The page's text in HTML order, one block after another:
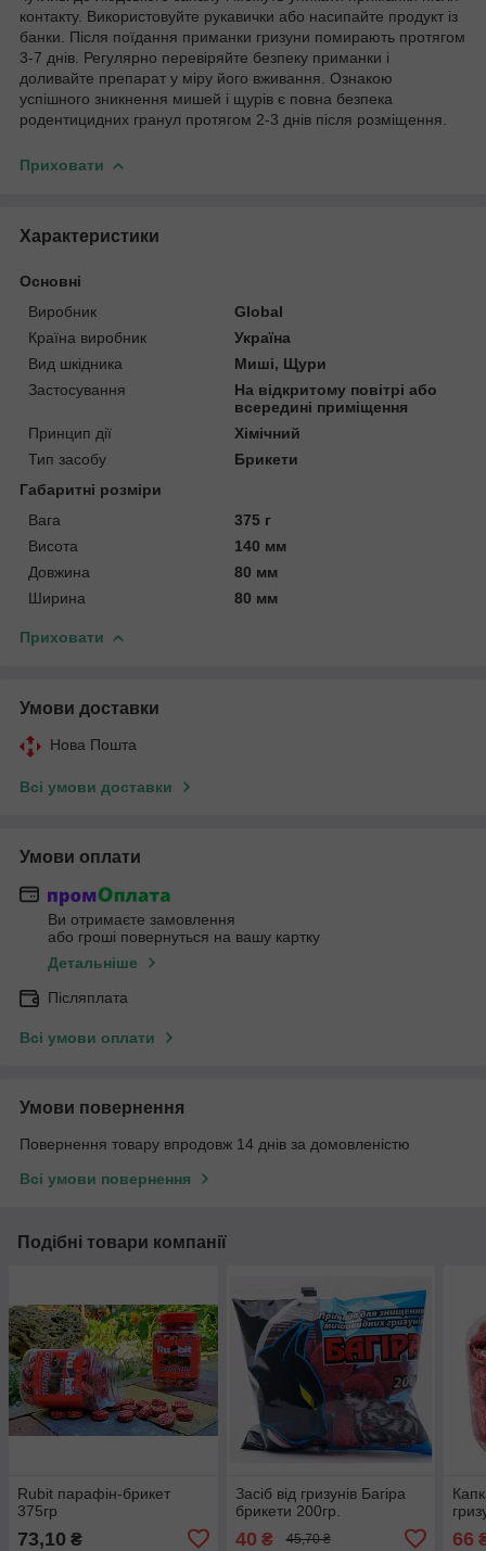
контакту. Використовуйте рукавички або насипайте продукт із
банки. Після поїдання приманки гризуни помирають протягом
3-7 днів. Регулярно перевіряйте безпеку приманки і
доливайте препарат у міру його вживання. Ознакою
успішного зникнення мишей і щурів є повна безпека
родентицидних гранул протягом 2-3 днів після розміщення.
Приховати
Характеристики
Основні
Виробник
Global
Країна виробник
Україна
Вид шкідника
Миші, Щури
Застосування
На відкритому повітрі або
всередині приміщення
Принцип дії
Хімічний
Тип засобу
Брикети
Габаритні розміри
Вага
375 г
Висота
140 мм
Довжина
80 мм
Ширина
80 мм
Приховати
Умови доставки
Нова Пошта
Всі умови доставки
Умови оплати
Ви отримаєте замовлення
або гроші повернуться на вашу картку
Детальніше
Післяплата
Всі умови оплати
Умови повернення
Повернення товару впродовж 14 днів за домовленістю
Всі умови повернення
Подібні товари компанії
Rubit парафін-брикет
375гр
73,10 ₴
Засіб від гризунів Багіра
брикети 200гр.
40 ₴ 45,70 ₴ 66